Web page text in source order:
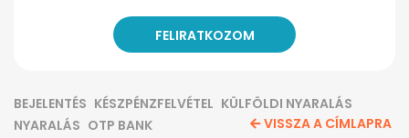
BEJELENTÉS KÉSZPÉNZFELVÉTEL KÜLFÖLDI NYARALÁS
NYARALÁS OTP BANK VISSZA A CÍMLAPRA